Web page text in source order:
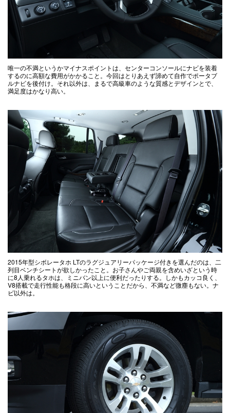
唯一の不満というかマイナスポイントは、センターコンソールにナビを装着
するのに高額な費用がかかること。今回はとりあえず諦めて自作でポータブ
ルナビを後付け。それ以外は、まるで高級車のような質感とデザインとで、
満足度はかなり高い。
2015年型シボレータホ LTのラグジュアリーパッケージ付きを選んだのは、二
列目ベンチシートが欲しかったこと。お子さんやご両親を含めいざという時
に8人乗れるタホは、ミニバン以上に便利だったりする。しかもカッコ良く、
V8搭載で走行性能も格段に高いということだから、不満など微塵もない。ナ
ビ以外は。